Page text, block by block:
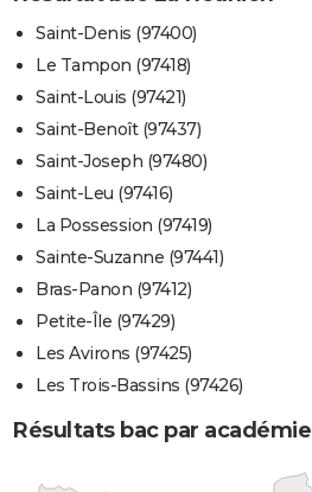
Saint-Denis (97400)
Le Tampon (97418)
Saint-Louis (97421)
Saint-Benoît (97437)
Saint-Joseph (97480)
Saint-Leu (97416)
La Possession (97419)
Sainte-Suzanne (97441)
Bras-Panon (97412)
Petite-Île (97429)
Les Avirons (97425)
Les Trois-Bassins (97426)
Résultats bac par académie